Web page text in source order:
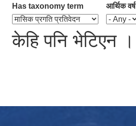
Has taxonomy term आर्थिक वर्ष
केहि पनि भेटिएन ।